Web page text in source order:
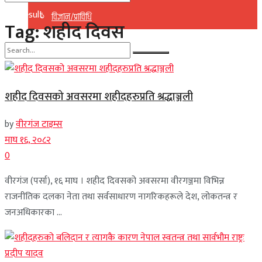
विज्ञान/प्राविधि
No Result
View All Result
No Result
View All Result
Tag:शहीद दिवस
शहीद दिवसको अवसरमा शहीदहरुप्रति श्रद्धाञ्जली
byवीरगंज टाइम्स
माघ १६, २०८२
0
वीरगंज (पर्सा), १६ माघ । शहीद दिवसको अवसरमा वीरगञ्जमा विभिन्न
राजनीतिक दलका नेता तथा सर्वसाधारण नागरिकहरूले देश, लोकतन्त्र र
जनअधिकारका ...